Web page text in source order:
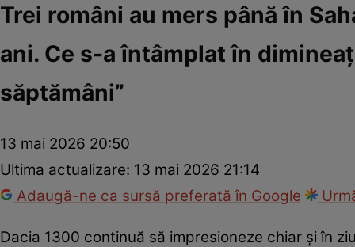
Trei români au mers până în
ani. Ce s-a întâmplat în
săptămâni”
13 mai 2026 20:50
Ultima actualizare: 13 mai 2026 21:14
Adaugă-ne ca sursă preferată în Google
Dacia 1300 continuă să impresioneze chiar și în